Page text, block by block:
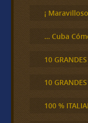
¡
… Cuba
10
10
100 %